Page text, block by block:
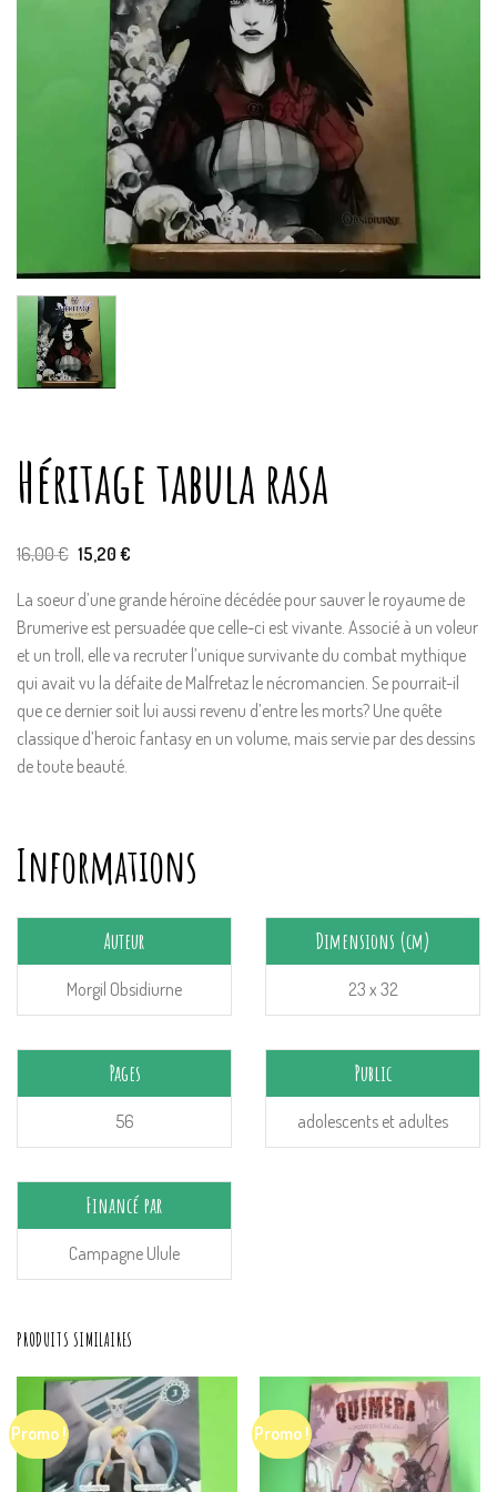
Héritage tabula rasa
16,00€ Le
initial
était :
16,00 €.
15,20 €Le
actuel
est :
15,20 €.
La soeur d’une grande héroïne décédée pour sauver le royaume de
Brumerive est persuadée que celle-ci est vivante. Associé à un voleur
et un troll, elle va recruter l’unique survivante du combat mythique
qui avait vu la défaite de Malfretaz le nécromancien. Se pourrait-il
que ce dernier soit lui aussi revenu d’entre les morts? Une quête
classique d’heroic fantasy en un volume, mais servie par des dessins
de toute beauté.
Informations
Auteur
Morgil Obsidiurne
Dimensions (cm)
23 x 32
Pages
56
Public
adolescents et adultes
Financé par
Campagne Ulule
PRODUITS SIMILAIRES
Promo ! Promo !